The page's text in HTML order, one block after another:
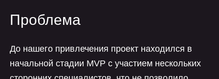
Проблема
До нашего привлечения проект находился в
начальной стадии MVP с участием нескольких